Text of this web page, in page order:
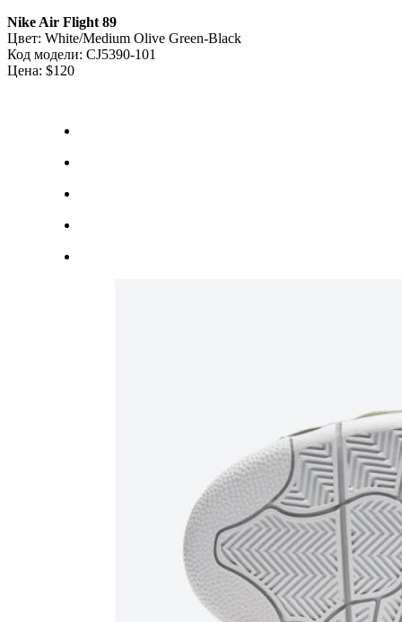
Nike Air Flight 89
Цвет: White/Medium Olive Green-Black
Код модели: CJ5390-101
Цена: $120